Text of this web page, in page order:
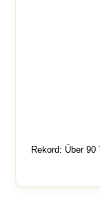
Rekord: Über